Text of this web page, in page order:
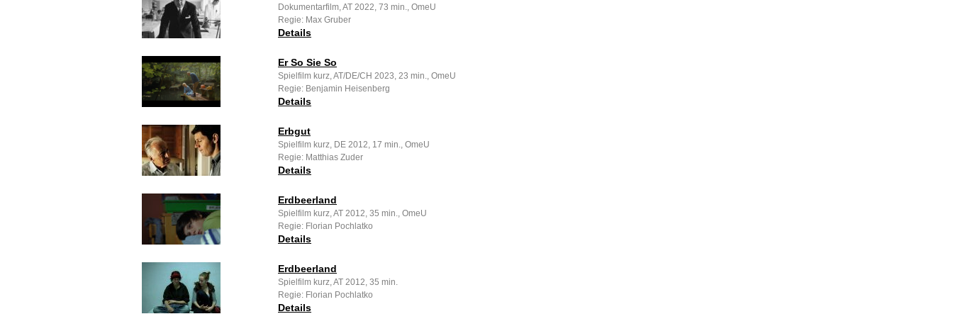
Dokumentarfilm, AT 2022, 73 min., OmeU
Regie: Max Gruber
Details
Er So Sie So
Spielfilm kurz, AT/DE/CH 2023, 23 min., OmeU
Regie: Benjamin Heisenberg
Details
Erbgut
Spielfilm kurz, DE 2012, 17 min., OmeU
Regie: Matthias Zuder
Details
Erdbeerland
Spielfilm kurz, AT 2012, 35 min., OmeU
Regie: Florian Pochlatko
Details
Erdbeerland
Spielfilm kurz, AT 2012, 35 min.
Regie: Florian Pochlatko
Details